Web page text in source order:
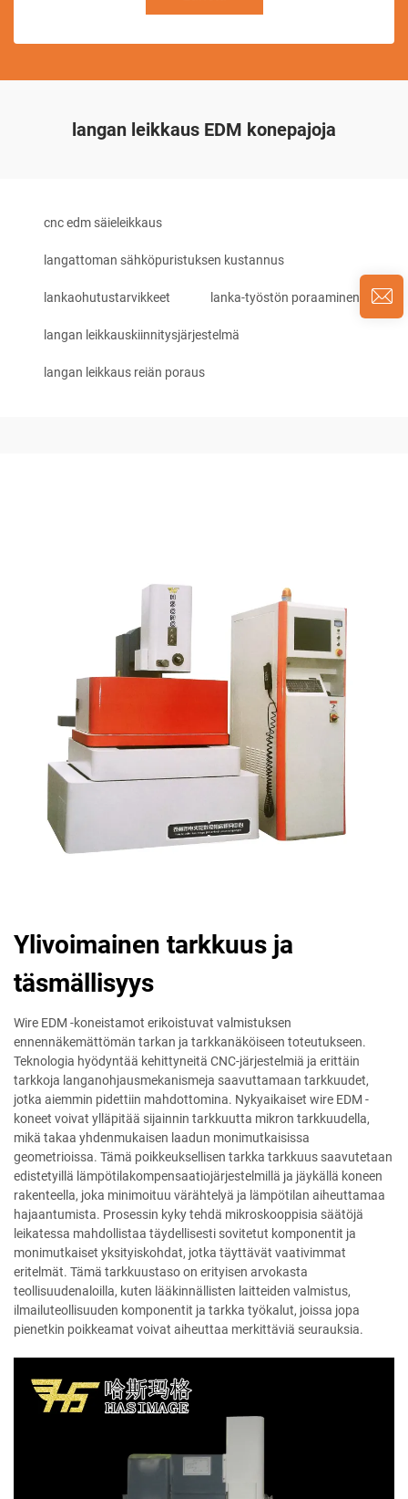
langan leikkaus EDM konepajoja
cnc edm säieleikkaus
langattoman sähköpuristuksen kustannus
lankaohutustarvikkeet lanka-työstön poraaminen
langan leikkauskiinnitysjärjestelmä
langan leikkaus reiän poraus
Ylivoimainen tarkkuus ja
täsmällisyys
Wire EDM -koneistamot erikoistuvat valmistuksen
ennennäkemättömän tarkan ja tarkkanäköiseen toteutukseen.
Teknologia hyödyntää kehittyneitä CNC-järjestelmiä ja erittäin
tarkkoja langanohjausmekanismeja saavuttamaan tarkkuudet,
jotka aiemmin pidettiin mahdottomina. Nykyaikaiset wire EDM -
koneet voivat ylläpitää sijainnin tarkkuutta mikron tarkkuudella,
mikä takaa yhdenmukaisen laadun monimutkaisissa
geometrioissa. Tämä poikkeuksellisen tarkka tarkkuus saavutetaan
edistetyillä lämpötilakompensaatiojärjestelmillä ja jäykällä koneen
rakenteella, joka minimoituu värähtelyä ja lämpötilan aiheuttamaa
hajaantumista. Prosessin kyky tehdä mikroskooppisia säätöjä
leikatessa mahdollistaa täydellisesti sovitetut komponentit ja
monimutkaiset yksityiskohdat, jotka täyttävät vaativimmat
eritelmät. Tämä tarkkuustaso on erityisen arvokasta
teollisuudenaloilla, kuten lääkinnällisten laitteiden valmistus,
ilmailuteollisuuden komponentit ja tarkka työkalut, joissa jopa
pienetkin poikkeamat voivat aiheuttaa merkittäviä seurauksia.